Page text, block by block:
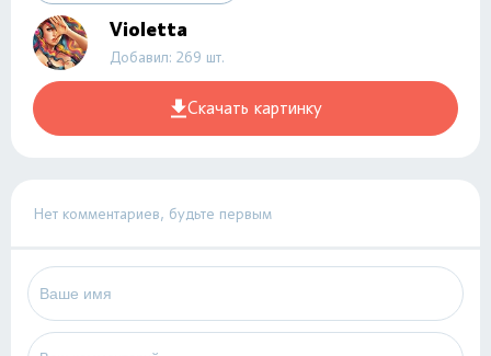
Violetta
Добавил: 269 шт.
Скачать картинку
Нет комментариев, будьте первым